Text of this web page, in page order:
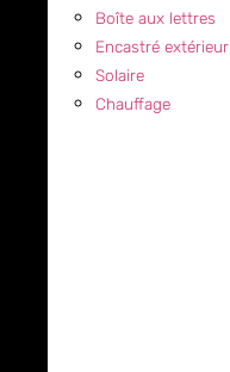
Boîte aux lettres
Encastré extérieur
Solaire
Chauffage